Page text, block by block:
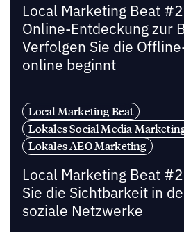
Local Marketing Beat
Online-Entdeckung zur
Verfolgen Sie die
online beginnt
Local Marketing Beat
Lokales Social Media
Lokales AEO Marketing
Local Marketing Beat
Sie die Sichtbarkeit in
soziale Netzwerke